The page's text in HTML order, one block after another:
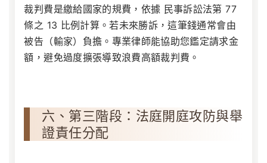
裁判費是繳給國家的規費，依據 民事訴訟法第 77
條之 13 比例計算。若未來勝訴，這筆錢通常會由
被告（輸家）負擔。專業律師能協助您鑑定請求金
額，避免過度擴張導致浪費高額裁判費。
六、第三階段：法庭開庭攻防與舉
證責任分配